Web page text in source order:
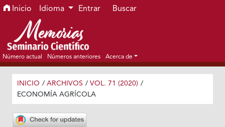
Ir al menú de navegación principal
Ir al contenido principal
Ir al pie de página del sitio
Inicio Idioma Entrar Buscar
Número actual Números anteriores Acerca de
INICIO / ARCHIVOS / VOL. 71 (2020) /
ECONOMÍA AGRÍCOLA